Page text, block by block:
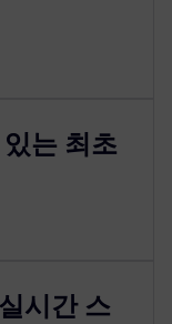
는 최초
시간 스